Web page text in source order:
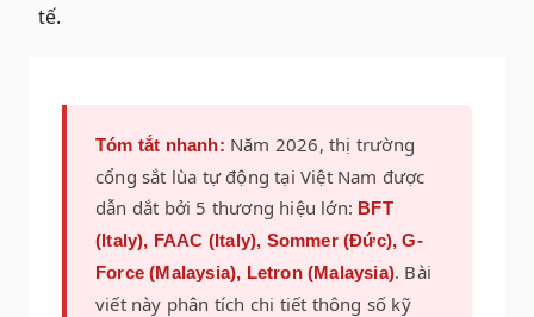
tế.
Tóm tắt nhanh: Năm 2026, thị trường
cổng sắt lùa tự động tại Việt Nam được
dẫn dắt bởi 5 thương hiệu lớn: BFT
(Italy), FAAC (Italy), Sommer (Đức), G-
Force (Malaysia), Letron (Malaysia). Bài
viết này phân tích chi tiết thông số kỹ